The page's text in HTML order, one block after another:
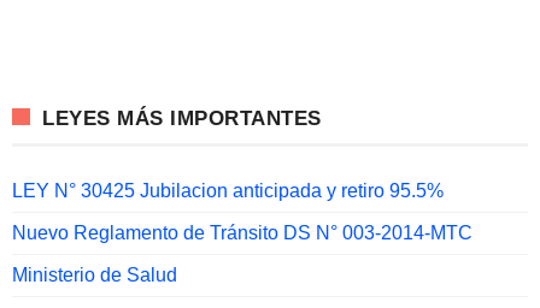
LEYES MÁS IMPORTANTES
LEY N° 30425 Jubilacion anticipada y retiro 95.5%
Nuevo Reglamento de Tránsito DS N° 003-2014-MTC
Ministerio de Salud